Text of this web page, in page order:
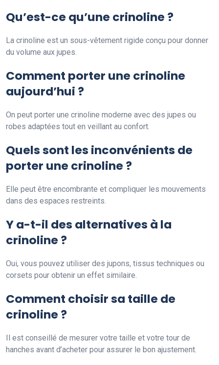
Qu’est-ce qu’une crinoline ?
La crinoline est un sous-vêtement rigide conçu pour donner
du volume aux jupes.
Comment porter une crinoline
aujourd’hui ?
On peut porter une crinoline moderne avec des jupes ou
robes adaptées tout en veillant au confort.
Quels sont les inconvénients de
porter une crinoline ?
Elle peut être encombrante et compliquer les mouvements
dans des espaces restreints.
Y a-t-il des alternatives à la
crinoline ?
Oui, vous pouvez utiliser des jupons, tissus techniques ou
corsets pour obtenir un effet similaire.
Comment choisir sa taille de
crinoline ?
Il est conseillé de mesurer votre taille et votre tour de
hanches avant d’acheter pour assurer le bon ajustement.